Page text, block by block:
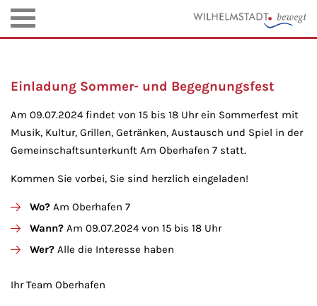
Einladung Sommer- und Begegnungsfest
Am 09.07.2024 findet von 15 bis 18 Uhr ein Sommerfest mit
Musik, Kultur, Grillen, Getränken, Austausch und Spiel in der
Gemeinschaftsunterkunft Am Oberhafen 7 statt.
Kommen Sie vorbei, Sie sind herzlich eingeladen!
Wo? Am Oberhafen 7
Wann? Am 09.07.2024 von 15 bis 18 Uhr
Wer? Alle die Interesse haben
Ihr Team Oberhafen